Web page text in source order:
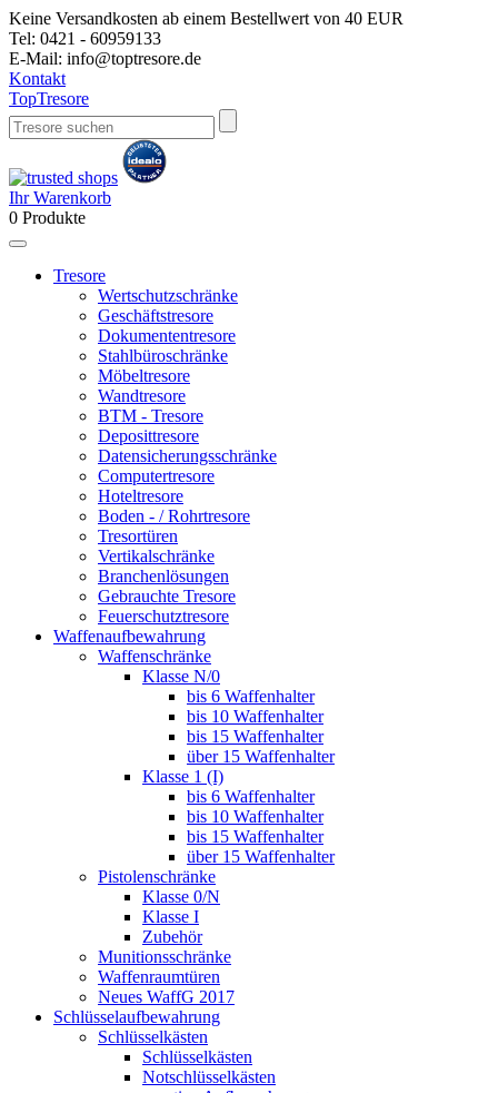
Keine Versandkosten ab einem Bestellwert von 40 EUR
Tel: 0421 - 60959133
E-Mail: info@toptresore.de
Kontakt
TopTresore
Ihr Warenkorb
0 Produkte
Tresore
Wertschutzschränke
Geschäftstresore
Dokumententresore
Stahlbüroschränke
Möbeltresore
Wandtresore
BTM - Tresore
Deposittresore
Datensicherungsschränke
Computertresore
Hoteltresore
Boden - / Rohrtresore
Tresortüren
Vertikalschränke
Branchenlösungen
Gebrauchte Tresore
Feuerschutztresore
Waffenaufbewahrung
Waffenschränke
Klasse N/0
bis 6 Waffenhalter
bis 10 Waffenhalter
bis 15 Waffenhalter
über 15 Waffenhalter
Klasse 1 (I)
bis 6 Waffenhalter
bis 10 Waffenhalter
bis 15 Waffenhalter
über 15 Waffenhalter
Pistolenschränke
Klasse 0/N
Klasse I
Zubehör
Munitionsschränke
Waffenraumtüren
Neues WaffG 2017
Schlüsselaufbewahrung
Schlüsselkästen
Schlüsselkästen
Notschlüsselkästen